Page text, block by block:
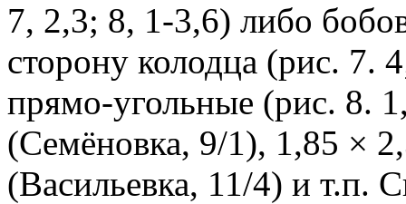
7, 2,3; 8, 1-3,6) либо
сторону колодца (рис. 7.
прямо-угольные (рис. 8.
(Семёновка, 9/1), 1,85 ×
(Васильевка, 11/4) и т.п.